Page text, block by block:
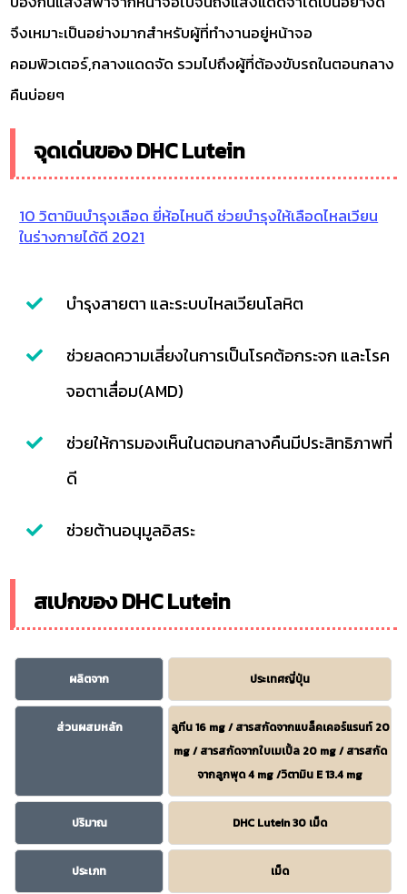
จึงเหมาะเป็นอย่างมากสำหรับผู้ที่ทำงานอยู่หน้าจอ
คอมพิวเตอร์,กลางแดดจัด รวมไปถึงผู้ที่ต้องขับรถในตอนกลาง
คืนบ่อยๆ
จุดเด่นของ DHC Lutein
10 วิตามินบำรุงเลือด ยี่ห้อไหนดี ช่วยบำรุงให้เลือดไหลเวียน
ในร่างกายได้ดี 2021
บำรุงสายตา และระบบไหลเวียนโลหิต
ช่วยลดความเสี่ยงในการเป็นโรคต้อกระจก และโรค
จอตาเสื่อม(AMD)
ช่วยให้การมองเห็นในตอนกลางคืนมีประสิทธิภาพที่
ดี
ช่วยต้านอนุมูลอิสระ
สเปกของ DHC Lutein
ผลิตจาก ประเทศญี่ปุ่น
ส่วนผสมหลัก
ลูทีน 16 mg / สารสกัดจากแบล็คเคอร์แรนท์ 20
mg / สารสกัดจากใบเมเปิ้ล 20 mg / สารสกัด
จากลูกพุด 4 mg /วิตามิน E 13.4 mg
ปริมาณ DHC Lutein 30 เม็ด
ประเภท เม็ด